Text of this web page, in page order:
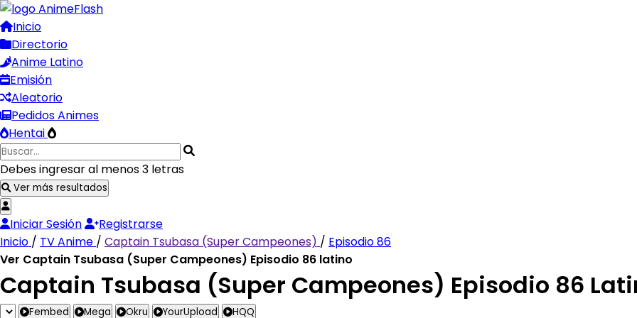
Inicio
Directorio
Anime Latino
Emisión
Aleatorio
Pedidos Animes
Hentai
Debes ingresar al menos 3 letras
Ver más resultados
Iniciar Sesión
Registrarse
Inicio / TV Anime / Captain Tsubasa (Super Campeones) / Episodio 86
Ver Captain Tsubasa (Super Campeones) Episodio 86 latino
Captain Tsubasa (Super Campeones) Episodio 86
Fembed Mega Okru YourUpload HQQ